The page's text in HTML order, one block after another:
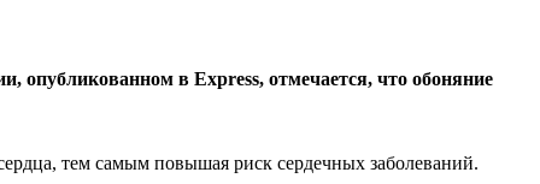
опубликованном в Express, отмечается, что обоняние
тем самым повышая риск сердечных заболеваний.